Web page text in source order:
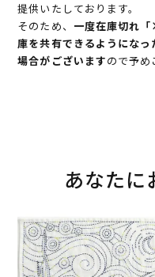
提供いたしております。
そのため、 一度在庫切れ
庫を共有できるようにな
場合がございますので予め
あなたに